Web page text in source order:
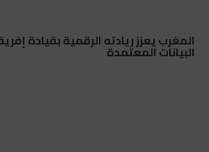
المغرب يعزز ريادته الرقمية بقيادة
البيانات المعتمدة